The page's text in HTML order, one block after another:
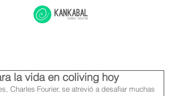
la vida en coliving hoy
Charles Fourier, se atrevió a desafiar muchas